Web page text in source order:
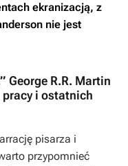
ekranizacją, z
nie jest
George R.R. Martin
pracy i ostatnich
pisarza i
przypomnieć